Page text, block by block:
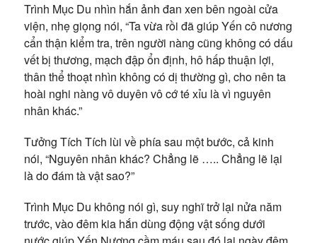
Trình Mục Du nhìn hắn ảnh đan xen bên ngoài cửa
viện, nhẹ giọng nói, “Ta vừa rồi đã giúp Yến cô nương
cẩn thận kiểm tra, trên người nàng cũng không có dấu
vết bị thương, mạch đập ổn định, hô hấp thuận lợi,
thân thể thoạt nhìn không có dị thường gì, cho nên ta
hoài nghi nàng vô duyên vô cớ té xỉu là vì nguyên
nhân khác.”
Tưởng Tích Tích lùi về phía sau một bước, cả kinh
nói, “Nguyên nhân khác? Chẳng lẽ ….. Chẳng lẽ lại
là do đám tà vật sao?”
Trình Mục Du không nói gì, suy nghĩ trở lại nửa năm
trước, vào đêm kia hắn dùng động vật sống dưới